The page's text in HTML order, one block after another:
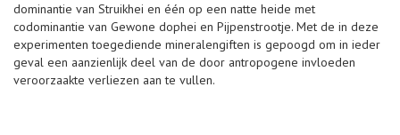
dominantie van Struikhei en één op een natte heide met
codominantie van Gewone dophei en Pijpenstrootje. Met de in deze
experimenten toegediende mineralengiften is gepoogd om in ieder
geval een aanzienlijk deel van de door antropogene invloeden
veroorzaakte verliezen aan te vullen.